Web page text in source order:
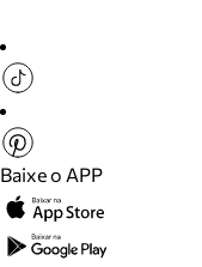
Baixe o APP